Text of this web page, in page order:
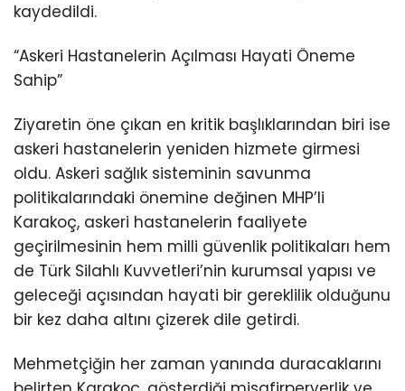
kaydedildi.
“Askeri Hastanelerin Açılması Hayati Öneme
Sahip”
Ziyaretin öne çıkan en kritik başlıklarından biri ise
askeri hastanelerin yeniden hizmete girmesi
oldu. Askeri sağlık sisteminin savunma
politikalarındaki önemine değinen MHP’li
Karakoç, askeri hastanelerin faaliyete
geçirilmesinin hem milli güvenlik politikaları hem
de Türk Silahlı Kuvvetleri’nin kurumsal yapısı ve
geleceği açısından hayati bir gereklilik olduğunu
bir kez daha altını çizerek dile getirdi.
Mehmetçiğin her zaman yanında duracaklarını